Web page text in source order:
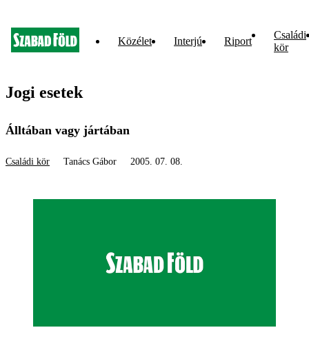
Közélet Interjú Riport
Családi
kör
Jogi esetek
Álltában vagy jártában
Családi kör Tanács Gábor 2005. 07. 08.